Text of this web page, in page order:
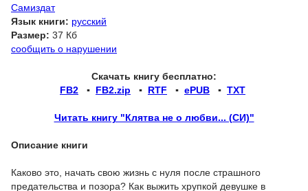
Самиздат
Язык книги: русский
Размер: 37 Кб
сообщить о нарушении
Скачать книгу бесплатно:
FB2 ▪ FB2.zip ▪ RTF ▪ ePUB ▪ TXT
Читать книгу "Клятва не о любви... (СИ)"
Описание книги
Каково это, начать свою жизнь с нуля после страшного
предательства и позора? Как выжить хрупкой девушке в